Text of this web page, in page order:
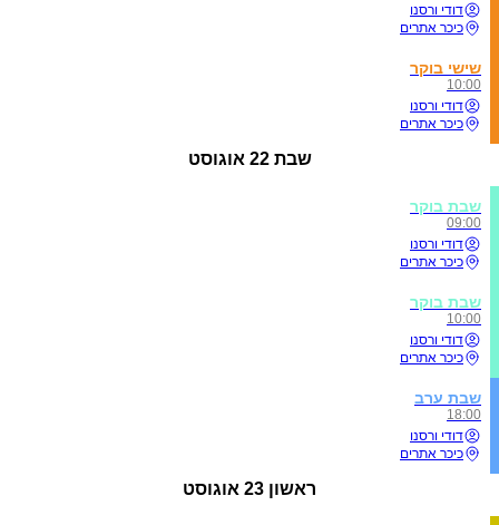
דודי ורסנו
כיכר אתרים
שישי בוקר
10:00
דודי ורסנו
כיכר אתרים
שבת 22 אוגוסט
שבת בוקר
09:00
דודי ורסנו
כיכר אתרים
שבת בוקר
10:00
דודי ורסנו
כיכר אתרים
שבת ערב
18:00
דודי ורסנו
כיכר אתרים
ראשון 23 אוגוסט